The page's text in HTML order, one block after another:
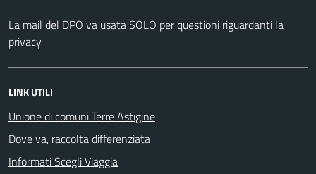
La mail del DPO va usata SOLO per questioni riguardanti la
privacy
LINK UTILI
Unione di comuni Terre Astigine
Dove va, raccolta differenziata
Informati Scegli Viaggia